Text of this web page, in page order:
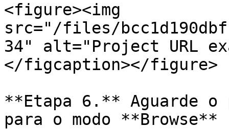
<figure><img
src="/files/
34" alt="Project URL
</figcaption></figure>
**Etapa 6.** Aguarde
para o modo